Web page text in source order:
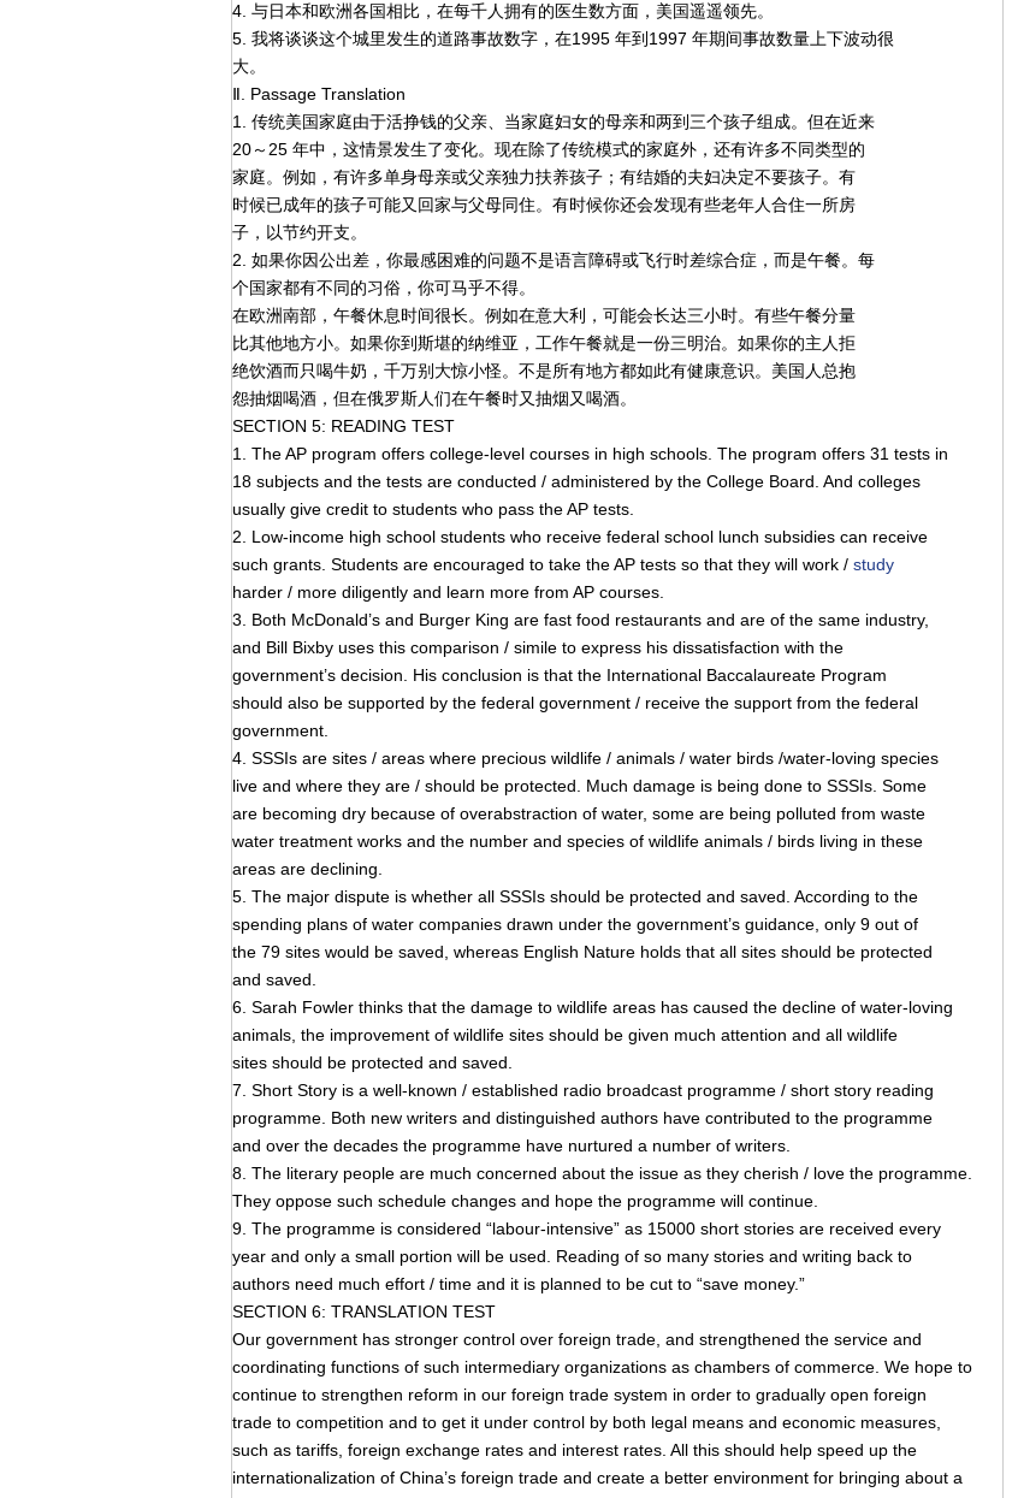
4. 与日本和欧洲各国相比，在每千人拥有的医生数方面，美国遥遥领先。
5. 我将谈谈这个城里发生的道路事故数字，在1995 年到1997 年期间事故数量上下波动很
大。
Ⅱ. Passage Translation
1. 传统美国家庭由于活挣钱的父亲、当家庭妇女的母亲和两到三个孩子组成。但在近来
20～25 年中，这情景发生了变化。现在除了传统模式的家庭外，还有许多不同类型的
家庭。例如，有许多单身母亲或父亲独力扶养孩子；有结婚的夫妇决定不要孩子。有
时候已成年的孩子可能又回家与父母同住。有时候你还会发现有些老年人合住一所房
子，以节约开支。
2. 如果你因公出差，你最感困难的问题不是语言障碍或飞行时差综合症，而是午餐。每
个国家都有不同的习俗，你可马乎不得。
在欧洲南部，午餐休息时间很长。例如在意大利，可能会长达三小时。有些午餐分量
比其他地方小。如果你到斯堪的纳维亚，工作午餐就是一份三明治。如果你的主人拒
绝饮酒而只喝牛奶，千万别大惊小怪。不是所有地方都如此有健康意识。美国人总抱
怨抽烟喝酒，但在俄罗斯人们在午餐时又抽烟又喝酒。
SECTION 5: READING TEST
1. The AP program offers college-level courses in high schools. The program offers 31 tests in
18 subjects and the tests are conducted / administered by the College Board. And colleges
usually give credit to students who pass the AP tests.
2. Low-income high school students who receive federal school lunch subsidies can receive
such grants. Students are encouraged to take the AP tests so that they will work / study
harder / more diligently and learn more from AP courses.
3. Both McDonald’s and Burger King are fast food restaurants and are of the same industry,
and Bill Bixby uses this comparison / simile to express his dissatisfaction with the
government’s decision. His conclusion is that the International Baccalaureate Program
should also be supported by the federal government / receive the support from the federal
government.
4. SSSIs are sites / areas where precious wildlife / animals / water birds /water-loving species
live and where they are / should be protected. Much damage is being done to SSSIs. Some
are becoming dry because of overabstraction of water, some are being polluted from waste
water treatment works and the number and species of wildlife animals / birds living in these
areas are declining.
5. The major dispute is whether all SSSIs should be protected and saved. According to the
spending plans of water companies drawn under the government’s guidance, only 9 out of
the 79 sites would be saved, whereas English Nature holds that all sites should be protected
and saved.
6. Sarah Fowler thinks that the damage to wildlife areas has caused the decline of water-loving
animals, the improvement of wildlife sites should be given much attention and all wildlife
sites should be protected and saved.
7. Short Story is a well-known / established radio broadcast programme / short story reading
programme. Both new writers and distinguished authors have contributed to the programme
and over the decades the programme have nurtured a number of writers.
8. The literary people are much concerned about the issue as they cherish / love the programme.
They oppose such schedule changes and hope the programme will continue.
9. The programme is considered “labour-intensive” as 15000 short stories are received every
year and only a small portion will be used. Reading of so many stories and writing back to
authors need much effort / time and it is planned to be cut to “save money.”
SECTION 6: TRANSLATION TEST
Our government has stronger control over foreign trade, and strengthened the service and
coordinating functions of such intermediary organizations as chambers of commerce. We hope to
continue to strengthen reform in our foreign trade system in order to gradually open foreign
trade to competition and to get it under control by both legal means and economic measures,
such as tariffs, foreign exchange rates and interest rates. All this should help speed up the
internationalization of China’s foreign trade and create a better environment for bringing about a